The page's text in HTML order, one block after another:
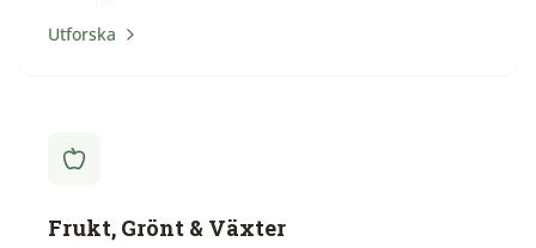
Utforska
Frukt, Grönt & Växter